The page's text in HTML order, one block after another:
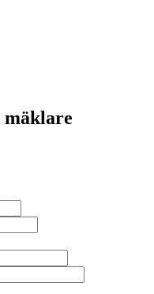
mäklare